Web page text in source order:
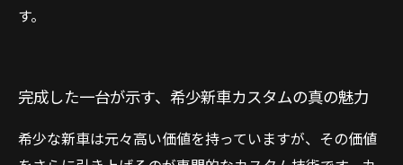
す。
完成した一台が示す、希少新車カスタムの真の魅力
希少な新車は元々高い価値を持っていますが、その価値